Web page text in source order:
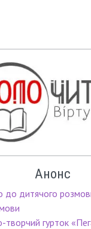
Анонс
до дитячого
творчий гурток